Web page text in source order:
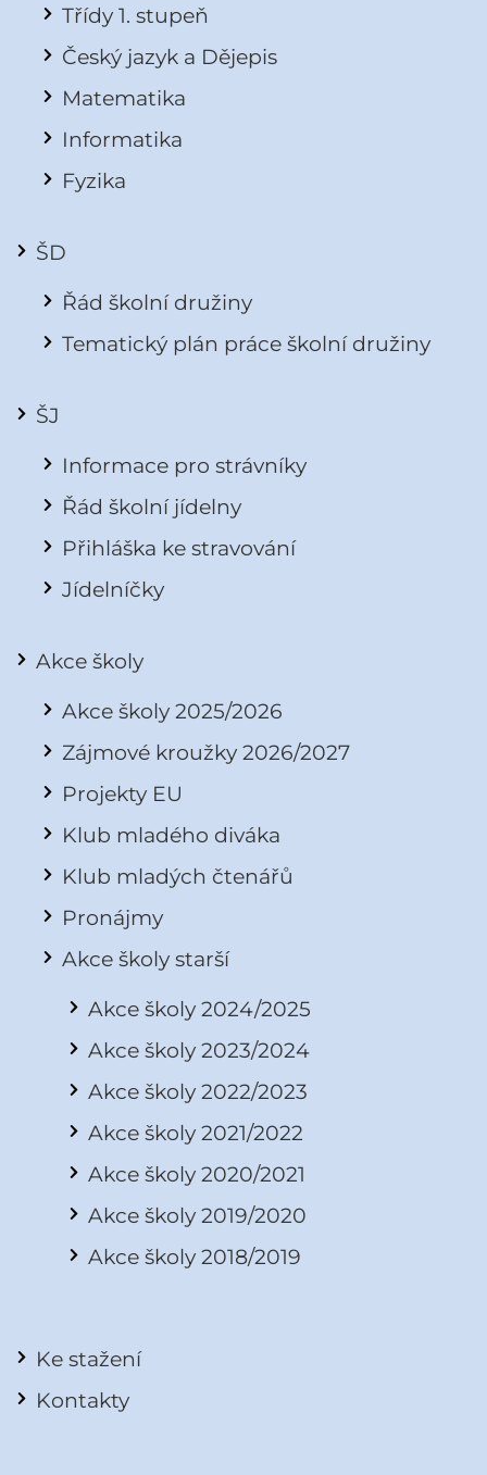
Třídy 1. stupeň
Český jazyk a Dějepis
Matematika
Informatika
Fyzika
ŠD
Řád školní družiny
Tematický plán práce školní družiny
ŠJ
Informace pro strávníky
Řád školní jídelny
Přihláška ke stravování
Jídelníčky
Akce školy
Akce školy 2025/2026
Zájmové kroužky 2026/2027
Projekty EU
Klub mladého diváka
Klub mladých čtenářů
Pronájmy
Akce školy starší
Akce školy 2024/2025
Akce školy 2023/2024
Akce školy 2022/2023
Akce školy 2021/2022
Akce školy 2020/2021
Akce školy 2019/2020
Akce školy 2018/2019
Ke stažení
Kontakty